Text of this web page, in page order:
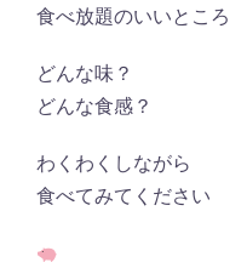
食べ放題のいいところ
どんな味？
どんな食感？
わくわくしながら
食べてみてください